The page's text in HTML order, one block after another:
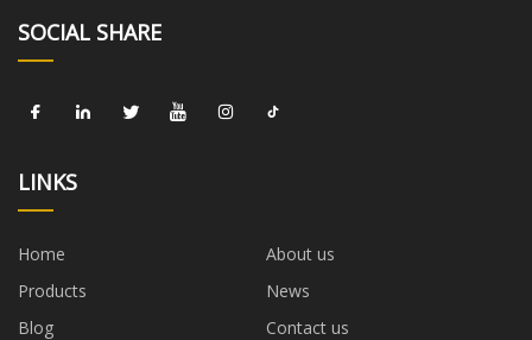
SOCIAL SHARE
LINKS
Home
About us
Products
News
Blog
Contact us